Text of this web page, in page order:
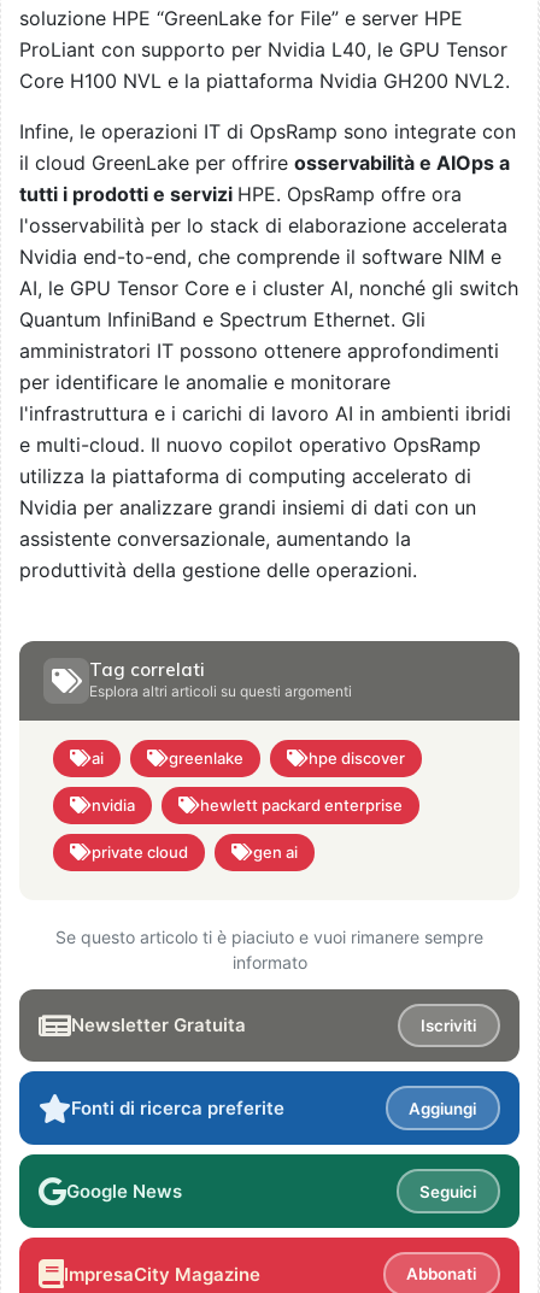
soluzione HPE “GreenLake for File” e server HPE
ProLiant con supporto per Nvidia L40, le GPU Tensor
Core H100 NVL e la piattaforma Nvidia GH200 NVL2.
Infine, le operazioni IT di OpsRamp sono integrate con
il cloud GreenLake per offrire osservabilità e AIOps a
tutti i prodotti e servizi HPE. OpsRamp offre ora
l'osservabilità per lo stack di elaborazione accelerata
Nvidia end-to-end, che comprende il software NIM e
AI, le GPU Tensor Core e i cluster AI, nonché gli switch
Quantum InfiniBand e Spectrum Ethernet. Gli
amministratori IT possono ottenere approfondimenti
per identificare le anomalie e monitorare
l'infrastruttura e i carichi di lavoro AI in ambienti ibridi
e multi-cloud. Il nuovo copilot operativo OpsRamp
utilizza la piattaforma di computing accelerato di
Nvidia per analizzare grandi insiemi di dati con un
assistente conversazionale, aumentando la
produttività della gestione delle operazioni.
Tag correlati
Esplora altri articoli su questi argomenti
ai greenlake hpe discover
nvidia hewlett packard enterprise
private cloud gen ai
Se questo articolo ti è piaciuto e vuoi rimanere sempre
informato
Newsletter Gratuita Iscriviti
Fonti di ricerca preferite Aggiungi
Google News Seguici
ImpresaCity Magazine Abbonati